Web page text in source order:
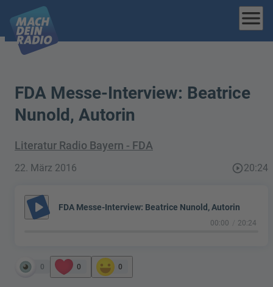
menu
FDA Messe-Interview: Beatrice
Nunold, Autorin
Literatur Radio Bayern - FDA
22. März 2016 play_circle_outline20:24
play_arrow FDA Messe-Interview: Beatrice Nunold, Autorin
00:00 20:24
0 0 0